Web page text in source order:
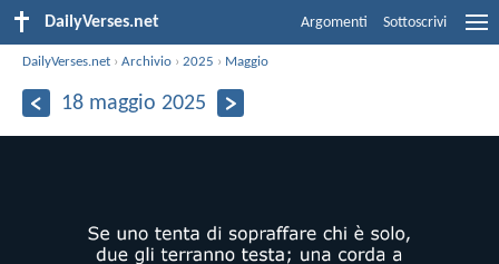
DailyVerses.net Argomenti Sottoscrivi
DailyVerses.net ›Archivio ›2025 › Maggio
18 maggio 2025